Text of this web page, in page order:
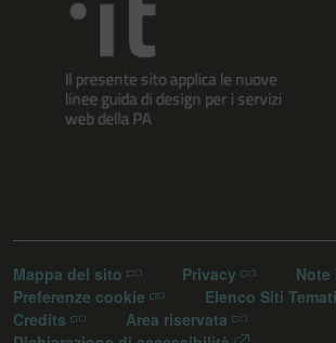
Mappa del sito Privacy
Note
Preferenze cookie
Elenco Siti
Credits
Area riservata